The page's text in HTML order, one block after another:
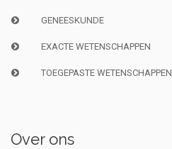
GENEESKUNDE
EXACTE WETENSCHAPPEN
TOEGEPASTE WETENSCHAPPEN
Over ons